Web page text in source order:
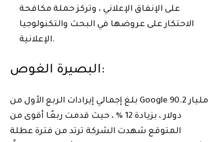
على الإنفاق الإعلاني ، وتركز حملة مكافحة
الاحتكار على عروضها في البحث والتكنولوجيا
الإعلانية.
البصيرة الغوص:
بلغ إجمالي إيرادات الربع الأول من Google 90.2 مليار
دولار ، بزيادة 12 ٪ ، حيث قدمت ربعًا أقوى من
المتوقع شهدت الشركة ترتد من فترة عطلة